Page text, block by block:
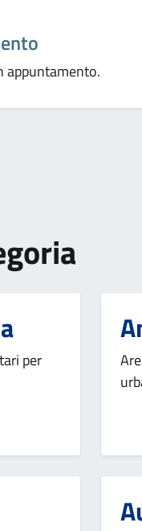
appuntamento.
per